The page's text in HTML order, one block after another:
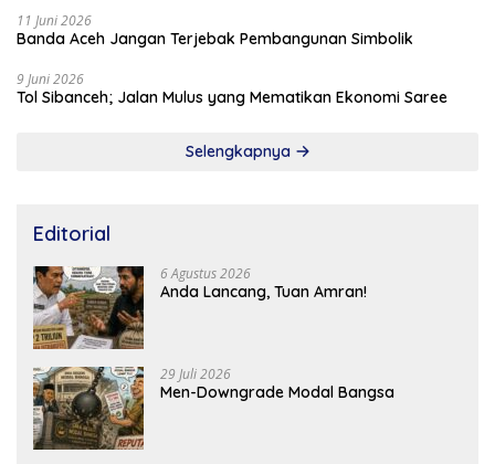
11 Juni 2026
Banda Aceh Jangan Terjebak Pembangunan Simbolik
9 Juni 2026
Tol Sibanceh; Jalan Mulus yang Mematikan Ekonomi Saree
Selengkapnya
Editorial
6 Agustus 2026
Anda Lancang, Tuan Amran!
29 Juli 2026
Men-Downgrade Modal Bangsa